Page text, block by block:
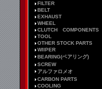
FILTER
BELT
EXHAUST
WHEEL
CLUTCH COMPONENTS
TOOL
OTHER STOCK PARTS
WIIPER
BEARING(ベアリング)
SCREW
アルファロメオ
CARBON PARTS
COOLING